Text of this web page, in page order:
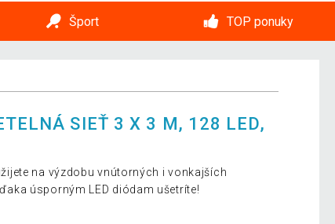
Šport TOP ponuky
SIEŤ 3 X 3 M, 128 LED,
na výzdobu vnútorných i vonkajších
úsporným LED diódam ušetríte!